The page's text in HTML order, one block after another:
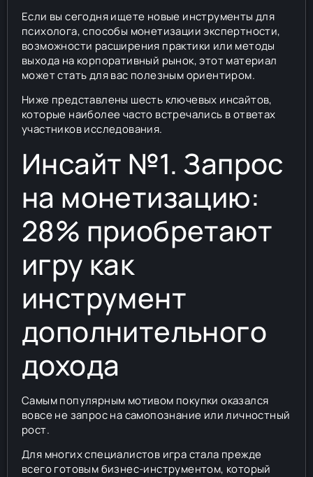
Если вы сегодня ищете новые инструменты для
психолога, способы монетизации экспертности,
возможности расширения практики или методы
выхода на корпоративный рынок, этот материал
может стать для вас полезным ориентиром.
Ниже представлены шесть ключевых инсайтов,
которые наиболее часто встречались в ответах
участников исследования.
Инсайт №1. Запрос
на монетизацию:
28% приобретают
игру как
инструмент
дополнительного
дохода
Самым популярным мотивом покупки оказался
вовсе не запрос на самопознание или личностный
рост.
Для многих специалистов игра стала прежде
всего готовым бизнес-инструментом, который